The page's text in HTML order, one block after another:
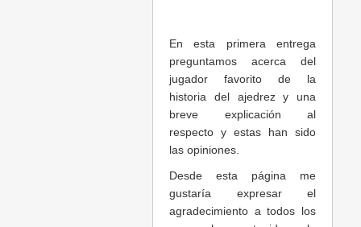
En esta primera entrega
preguntamos acerca del
jugador favorito de la
historia del ajedrez y una
breve explicación al
respecto y estas han sido
las opiniones.
Desde esta página me
gustaría expresar el
agradecimiento a todos los